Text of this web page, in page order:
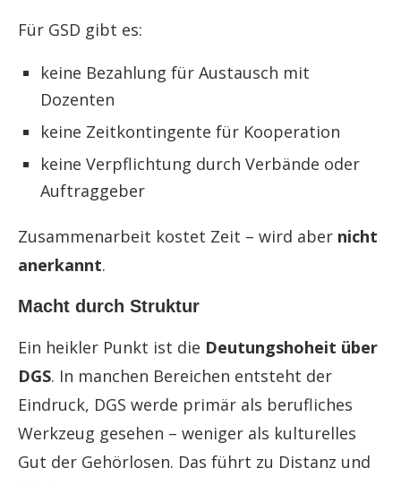
Für GSD gibt es:
keine Bezahlung für Austausch mit
Dozenten
keine Zeitkontingente für Kooperation
keine Verpflichtung durch Verbände oder
Auftraggeber
Zusammenarbeit kostet Zeit – wird aber nicht
anerkannt.
Macht durch Struktur
Ein heikler Punkt ist die Deutungshoheit über
DGS. In manchen Bereichen entsteht der
Eindruck, DGS werde primär als berufliches
Werkzeug gesehen – weniger als kulturelles
Gut der Gehörlosen. Das führt zu Distanz und